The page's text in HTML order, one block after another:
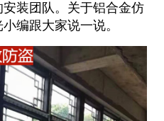
安装团队。关于铝合金仿
编跟大家说一说。